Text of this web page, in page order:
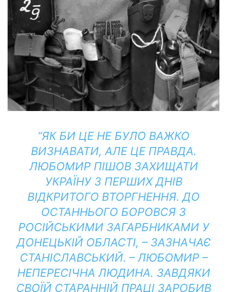
“ЯК БИ ЦЕ НЕ БУЛО ВАЖКО
ВИЗНАВАТИ, АЛЕ ЦЕ ПРАВДА.
ЛЮБОМИР ПІШОВ ЗАХИЩАТИ
УКРАЇНУ З ПЕРШИХ ДНІВ
ВІДКРИТОГО ВТОРГНЕННЯ. ДО
ОСТАННЬОГО БОРОВСЯ З
РОСІЙСЬКИМИ ЗАГАРБНИКАМИ У
ДОНЕЦЬКІЙ ОБЛАСТІ, – ЗАЗНАЧАЄ
СТАНІСЛАВСЬКИЙ. – ЛЮБОМИР –
НЕПЕРЕСІЧНА ЛЮДИНА. ЗАВДЯКИ
СВОЇЙ СТАРАННІЙ ПРАЦІ ЗАРОБИВ